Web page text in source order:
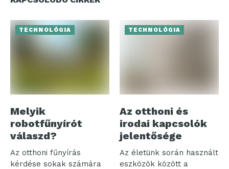
TECHNOLÓGIA
Melyik
robotfűnyírót
válaszd?
Az otthoni fűnyírás
kérdése sokak számára
TECHNOLÓGIA
Az otthoni és
irodai kapcsolók
jelentősége
Az életünk során használt
eszközök között a